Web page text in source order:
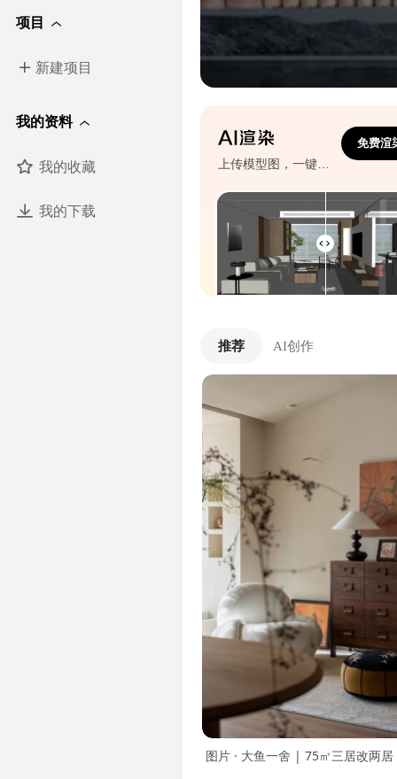
项目
新建项目
我的资料
我的收藏
我的下载
上传模型图，一键生成效果图
免费渲
推荐 AI创作